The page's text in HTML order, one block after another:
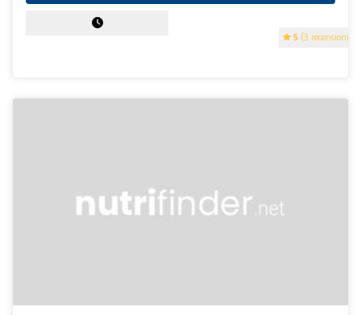
5 (3 recensioni)